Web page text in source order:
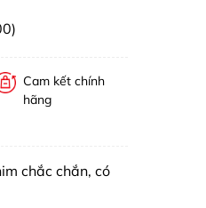
Cam kết chính
hãng
chắc chắn, có